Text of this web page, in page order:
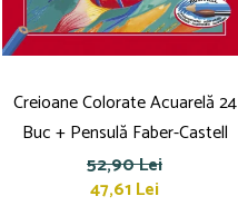
Creioane Colorate Acuarelă 24
Buc + Pensulă Faber-Castell
52,90 Lei
47,61 Lei